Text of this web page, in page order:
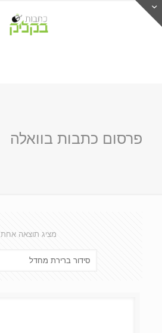
פרסום כתבות בוואלה
מציג תוצאה אחת